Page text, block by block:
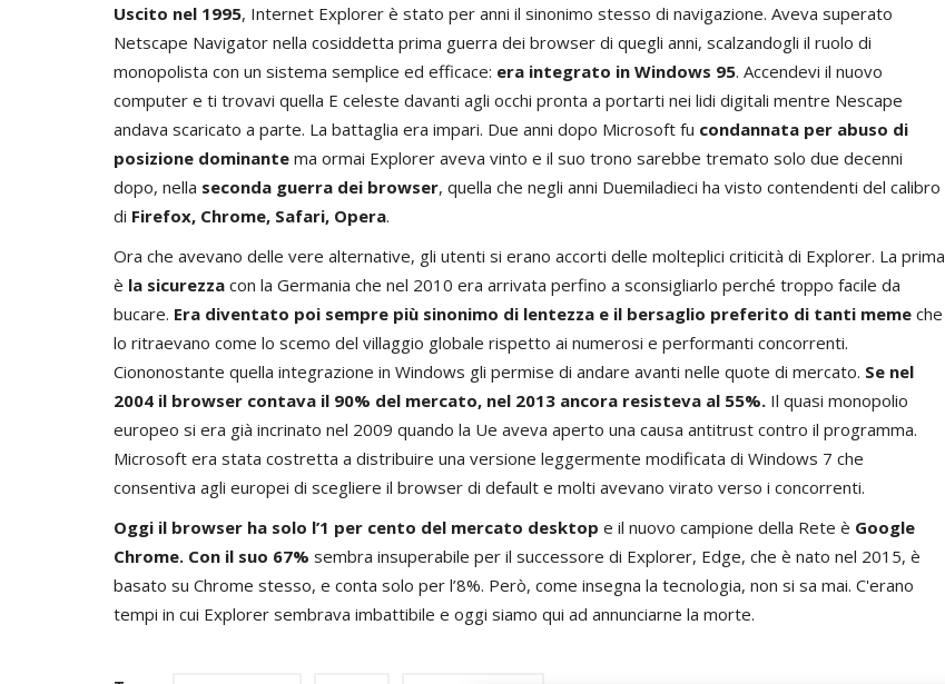
Uscito nel 1995, Internet Explorer è stato per anni il sinonimo stesso di navigazione. Aveva superato
Netscape Navigator nella cosiddetta prima guerra dei browser di quegli anni, scalzandogli il ruolo di
monopolista con un sistema semplice ed efficace: era integrato in Windows 95. Accendevi il nuovo
computer e ti trovavi quella E celeste davanti agli occhi pronta a portarti nei lidi digitali mentre Nescape
andava scaricato a parte. La battaglia era impari. Due anni dopo Microsoft fu condannata per abuso di
posizione dominante ma ormai Explorer aveva vinto e il suo trono sarebbe tremato solo due decenni
dopo, nella seconda guerra dei browser, quella che negli anni Duemiladieci ha visto contendenti del calibro
di Firefox, Chrome, Safari, Opera.
Ora che avevano delle vere alternative, gli utenti si erano accorti delle molteplici criticità di Explorer. La prima
è la sicurezza con la Germania che nel 2010 era arrivata perfino a sconsigliarlo perché troppo facile da
bucare. Era diventato poi sempre più sinonimo di lentezza e il bersaglio preferito di tanti meme che
lo ritraevano come lo scemo del villaggio globale rispetto ai numerosi e performanti concorrenti.
Ciononostante quella integrazione in Windows gli permise di andare avanti nelle quote di mercato. Se nel
2004 il browser contava il 90% del mercato, nel 2013 ancora resisteva al 55%. Il quasi monopolio
europeo si era già incrinato nel 2009 quando la Ue aveva aperto una causa antitrust contro il programma.
Microsoft era stata costretta a distribuire una versione leggermente modificata di Windows 7 che
consentiva agli europei di scegliere il browser di default e molti avevano virato verso i concorrenti.
Oggi il browser ha solo l’1 per cento del mercato desktop e il nuovo campione della Rete è Google
Chrome. Con il suo 67% sembra insuperabile per il successore di Explorer, Edge, che è nato nel 2015, è
basato su Chrome stesso, e conta solo per l’8%. Però, come insegna la tecnologia, non si sa mai. C'erano
tempi in cui Explorer sembrava imbattibile e oggi siamo qui ad annunciarne la morte.